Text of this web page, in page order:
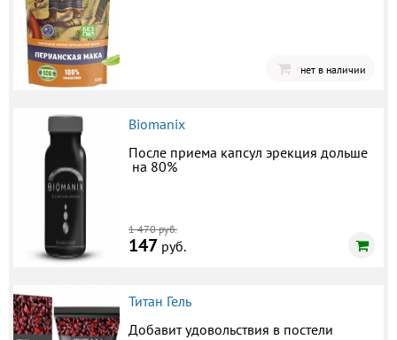
нет в наличии
Biomanix
После приема капсул эрекция дольше
на 80%
1 470 руб.
147 руб.
Титан Гель
Добавит удовольствия в постели